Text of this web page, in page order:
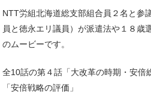
NTT労組北海道総支部組合員２名と参
員と徳永エリ議員）が派遣法や１８歳
のムービーです。
全10話の第４話「大改革の時期・安倍
「安倍戦略の評価」